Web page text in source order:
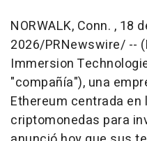
NORWALK, Conn. , 18
2026/PRNewswire/ --
Immersion
"compañía"), una
Ethereum centrada
criptomonedas para